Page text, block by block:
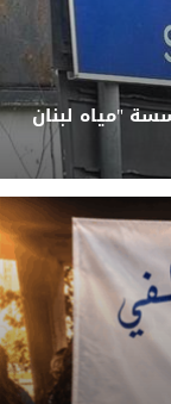
"مياه لبنان